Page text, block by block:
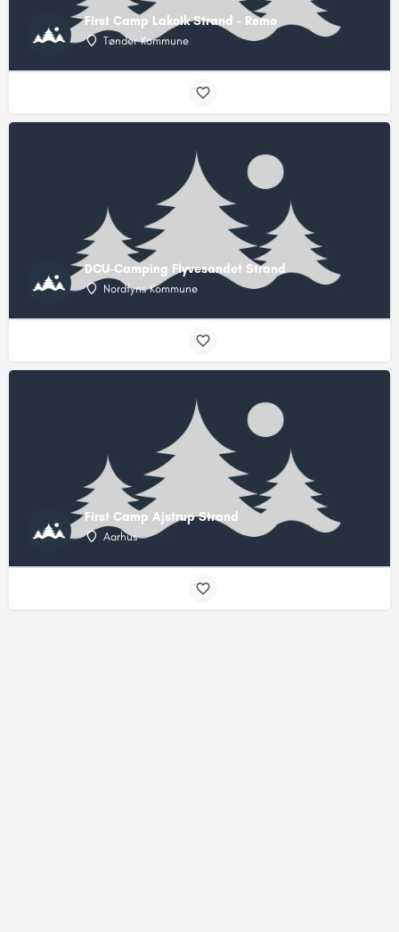
First Camp Lakolk Strand – Rømø
Tønder Kommune
DCU-Camping Flyvesandet Strand
Nordfyns Kommune
First Camp Ajstrup Strand
Aarhus